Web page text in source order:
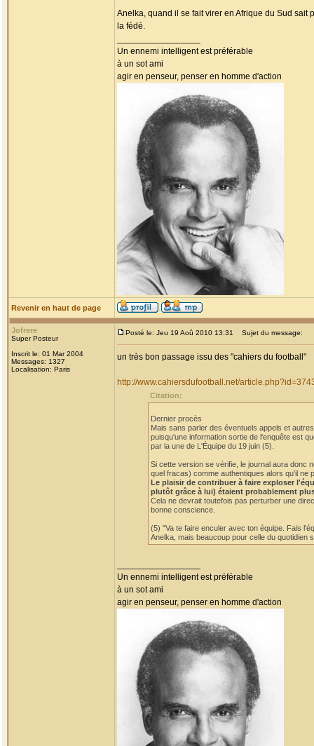
Anelka, quand il se fait virer en Afrique du Sud
la fédé.
Un ennemi intelligent est préférable
à un sot ami
agir en penseur, penser en homme d'action
Revenir en haut de page
Jofrere
Super Posteur
Inscrit le: 01 Mar 2004
Messages: 1327
Localisation: Paris
Posté le: Jeu 19 Aoû 2010 13:31 Sujet du message:
un très bon passage issu des "cahiers du football"
http://www.cahiersdufootball.net/
Citation:
Dernier procès
Mais sans parler des éventuels appels et
puisqu'une information sortie de l'enquête est
par la une de L'Équipe du 19 juin (5).
Si cette version se vérifie, le journal aura donc
quel fracas) comme authentiques alors qu'il ne
Le plaisir de contribuer à faire exploser
plutôt grâce à lui) étaient probablement
Cela ne devrait toutefois pas perturber une
bonne conscience.
(5) "Va te faire enculer avec ton équipe. Fais
Anelka, mais beaucoup pour celle du quotidien
Un ennemi intelligent est préférable
à un sot ami
agir en penseur, penser en homme d'action